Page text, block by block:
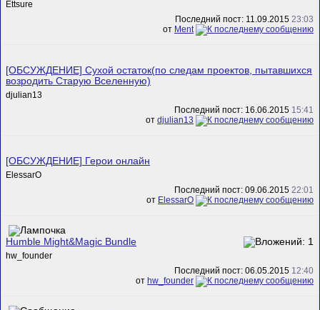
Ettsure
Последний пост: 11.09.2015 23:03
от Ment
[ОБСУЖДЕНИЕ] Сухой остаток(по следам проектов, пытавшихся
возродить Старую Вселенную)
djulian13
Последний пост: 16.06.2015 15:41
от djulian13
[ОБСУЖДЕНИЕ] Герои онлайн
ElessarO
Последний пост: 09.06.2015 22:01
от ElessarO
Humble Might&Magic Bundle
hw_founder
Последний пост: 06.05.2015 12:40
от hw_founder